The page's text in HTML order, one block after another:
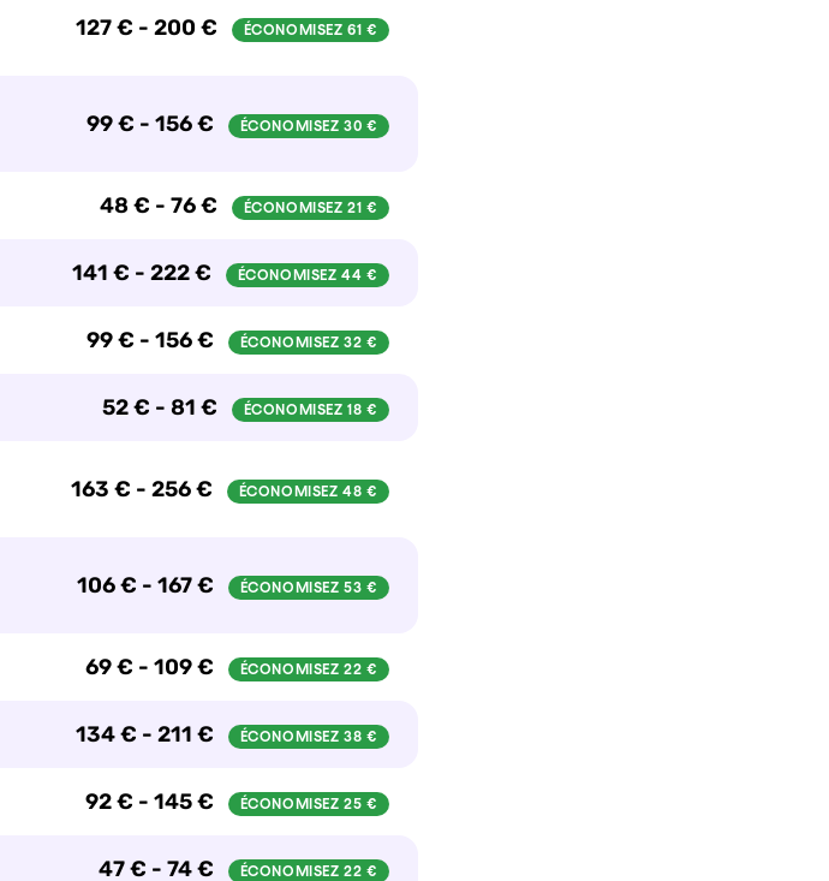
127 € - 200 €
99 € - 156 €
48 € - 76 €
141 € - 222 €
99 € - 156 €
52 € - 81 €
163 € - 256 €
106 € - 167 €
69 € - 109 €
134 € - 211 €
92 € - 145 €
47 € - 74 €